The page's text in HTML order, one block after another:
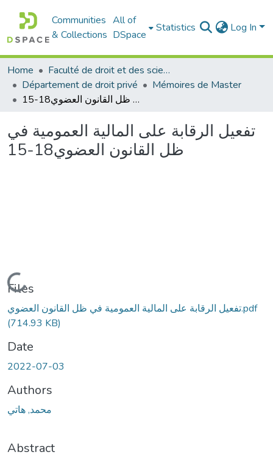
Communities
& Collections
All of
DSpace
Statistics Log In
Home
Faculté de droit et des sciences politiques
Département de droit privé
Mémoires de Master
تفعيل الرقابة على المالية العمومية في ظل القانون العضوي18-15
تفعيل الرقابة على المالية العمومية في
ظل القانون العضوي18-15
Loading...
Files
تفعيل الرقابة على المالية العمومية في ظل القانون العضوي.pdf
(714.93 KB)
Date
2022-07-03
Authors
محمد, ھاتي
Abstract